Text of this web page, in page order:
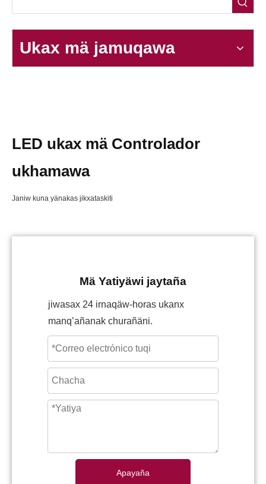
Ukax mä jamuqawa
LED ukax mä Controlador
ukhamawa
Janiw kuna yänakas jikxataskiti
Mä Yatiyäwi jaytaña
jiwasax 24 irnaqäw-horas ukanx
manq’añanak churañäni.
Apayaña